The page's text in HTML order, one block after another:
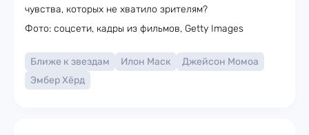
чувства, которых не хватило зрителям?
Фото: соцсети, кадры из фильмов, Getty Images
Ближе к звездам Илон Маск
Джейсон Момоа
Эмбер Хёрд